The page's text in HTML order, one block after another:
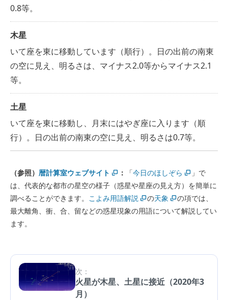
0.8等。
木星
いて座を東に移動しています（順行）。日の出前の南東
の空に見え、明るさは、マイナス2.0等からマイナス2.1
等。
土星
いて座を東に移動し、月末にはやぎ座に入ります（順
行）。日の出前の南東の空に見え、明るさは0.7等。
（参照） 暦計算室ウェブサイト ： 「今日のほしぞら
」で
は、代表的な都市の星空の様子（惑星や星座の見え方）を簡単に
調べることができます。
こよみ用語解説 の天象
の項では、
最大離角、衝、合、留などの惑星現象の用語について解説してい
ます。
次：
火星が木星、土星に接近（2020年3
月）